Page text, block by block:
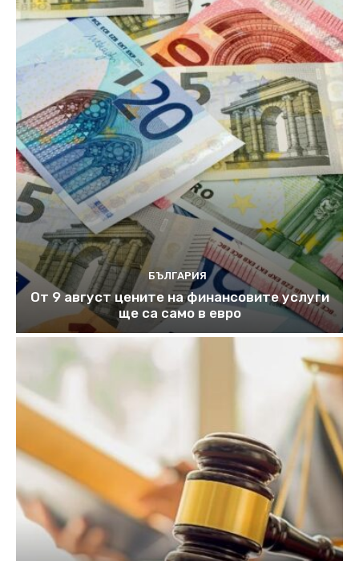
БЪЛГАРИЯ
От 9 август цените на финансовите услуги
ще са само в евро